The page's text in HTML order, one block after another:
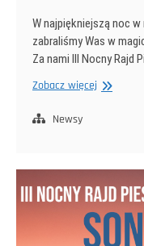
W najpiękniejszą noc
zabraliśmy Was w
Za nami III Nocny Rajd
Zobacz więcej Sonos
Pieszy
po
Roztoczu
za
Newsy